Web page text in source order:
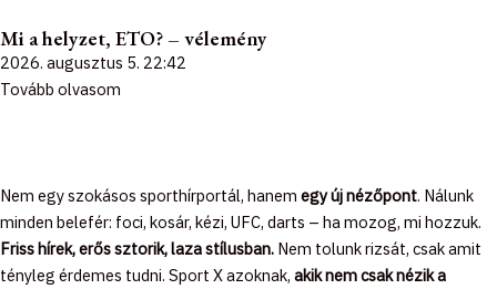
Mi a helyzet, ETO? – vélemény
2026. augusztus 5. 22:42
Tovább olvasom
Nem egy szokásos sporthírportál, hanem egy új nézőpont. Nálunk
minden belefér: foci, kosár, kézi, UFC, darts – ha mozog, mi hozzuk.
Friss hírek, erős sztorik, laza stílusban. Nem tolunk rizsát, csak amit
tényleg érdemes tudni. Sport X azoknak, akik nem csak nézik a